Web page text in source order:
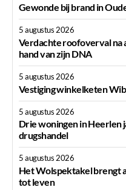
Gewonde bij brand in
5 augustus 2026
Verdachte roofoverval na
hand van zijn DNA
5 augustus 2026
Vestiging winkelketen
5 augustus 2026
Drie woningen in Heerlen
drugshandel
5 augustus 2026
Het Wolspektakel brengt
tot leven